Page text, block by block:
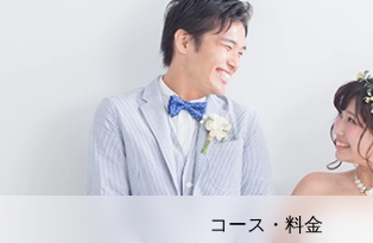
コース・料金